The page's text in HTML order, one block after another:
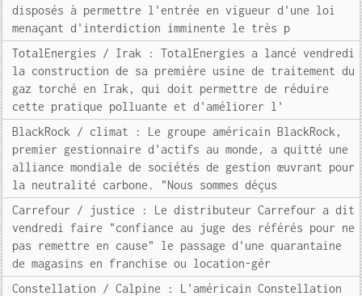
disposés à permettre l'entrée en vigueur d'une loi
menaçant d'interdiction imminente le très p
TotalEnergies / Irak : TotalEnergies a lancé vendredi
la construction de sa première usine de traitement du
gaz torché en Irak, qui doit permettre de réduire
cette pratique polluante et d'améliorer l'
BlackRock / climat : Le groupe américain BlackRock,
premier gestionnaire d'actifs au monde, a quitté une
alliance mondiale de sociétés de gestion œuvrant pour
la neutralité carbone. "Nous sommes déçus
Carrefour / justice : Le distributeur Carrefour a dit
vendredi faire "confiance au juge des référés pour ne
pas remettre en cause" le passage d'une quarantaine
de magasins en franchise ou location-gér
Constellation / Calpine : L'américain Constellation